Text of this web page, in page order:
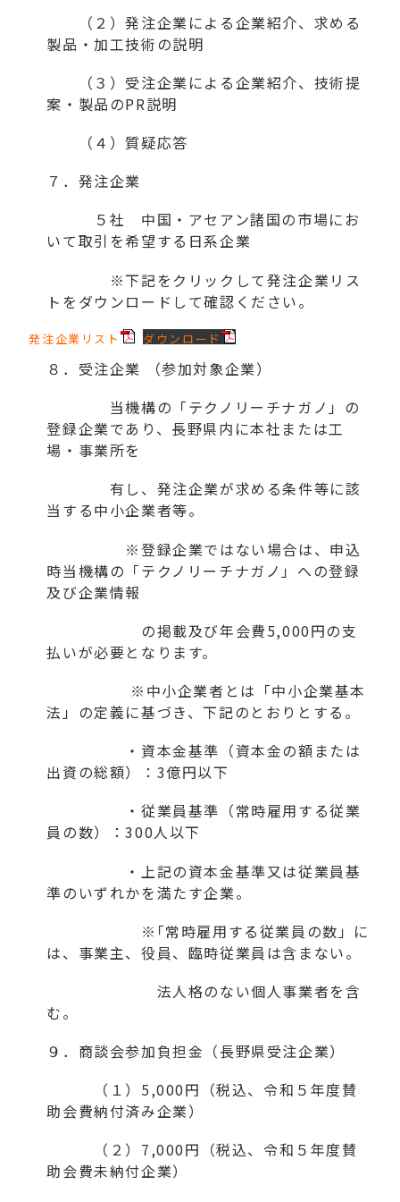
（２）発注企業による企業紹介、求める
製品・加工技術の説明
（３）受注企業による企業紹介、技術提
案・製品のPR説明
（４）質疑応答
７．発注企業
５社 中国・アセアン諸国の市場にお
いて取引を希望する日系企業
※下記をクリックして発注企業リス
トをダウンロードして確認ください。
発注企業リスト ダウンロード
８．受注企業 （参加対象企業）
当機構の「テクノリーチナガノ」の
登録企業であり、長野県内に本社または工
場・事業所を
有し、発注企業が求める条件等に該
当する中小企業者等。
※登録企業ではない場合は、申込
時当機構の「テクノリーチナガノ」への登録
及び企業情報
の掲載及び年会費5,000円の支
払いが必要となります。
※中小企業者とは「中小企業基本
法」の定義に基づき、下記のとおりとする。
・資本金基準（資本金の額または
出資の総額）：3億円以下
・従業員基準（常時雇用する従業
員の数）：300人以下
・上記の資本金基準又は従業員基
準のいずれかを満たす企業。
※｢常時雇用する従業員の数」に
は、事業主、役員、臨時従業員は含まない。
法人格のない個人事業者を含
む。
９．商談会参加負担金（長野県受注企業）
（１）5,000円（税込、令和５年度賛
助会費納付済み企業）
（２）7,000円（税込、令和５年度賛
助会費未納付企業）